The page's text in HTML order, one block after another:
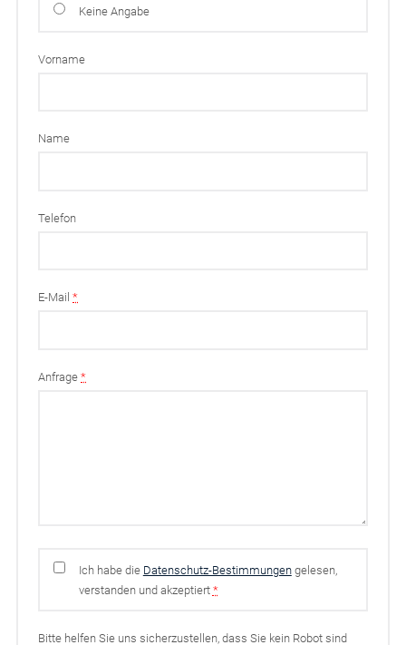
Keine Angabe
Vorname
Name
Telefon
E-Mail*
Anfrage*
Ich habe die Datenschutz-Bestimmungengelesen,
verstanden und akzeptiert *
Bitte helfen Sie uns sicherzustellen, dass Sie kein Robot sind